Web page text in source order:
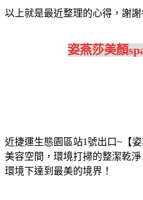
以上就是最近整理的心得，謝
姿燕莎美顏
近捷運生態園區站1號出口~【
美容空間，環境打掃的整潔乾
環境下達到最美的境界！